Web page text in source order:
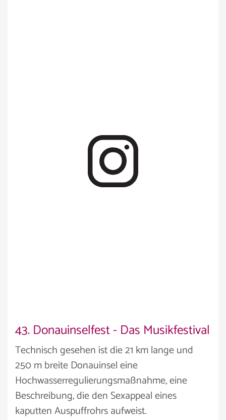
43. Donauinselfest - Das Musikfestival
Technisch gesehen ist die 21 km lange und
250 m breite Donauinsel eine
Hochwasserregulierungsmaßnahme, eine
Beschreibung, die den Sexappeal eines
kaputten Auspuffrohrs aufweist.